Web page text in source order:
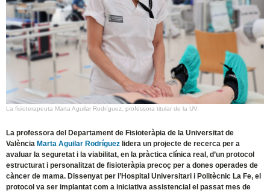
La fisioterapeuta Marta Aguilar Rodríguez, professora titular de la UV.
La professora del Departament de Fisioteràpia de la Universitat de
València Marta Aguilar Rodríguez lidera un projecte de recerca per a
avaluar la seguretat i la viabilitat, en la pràctica clínica real, d’un protocol
estructurat i personalitzat de fisioteràpia precoç per a dones operades de
càncer de mama. Dissenyat per l’Hospital Universitari i Politècnic La Fe, el
protocol va ser implantat com a iniciativa assistencial el passat mes de